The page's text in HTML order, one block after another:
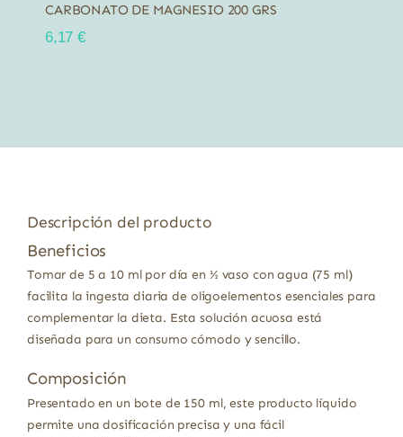
CARBONATO DE MAGNESIO 200 GRS
6,17€
Descripción del producto
Beneficios
Tomar de 5 a 10 ml por día en ½ vaso con agua (75 ml)
facilita la ingesta diaria de oligoelementos esenciales para
complementar la dieta. Esta solución acuosa está
diseñada para un consumo cómodo y sencillo.
Composición
Presentado en un bote de 150 ml, este producto líquido
permite una dosificación precisa y una fácil